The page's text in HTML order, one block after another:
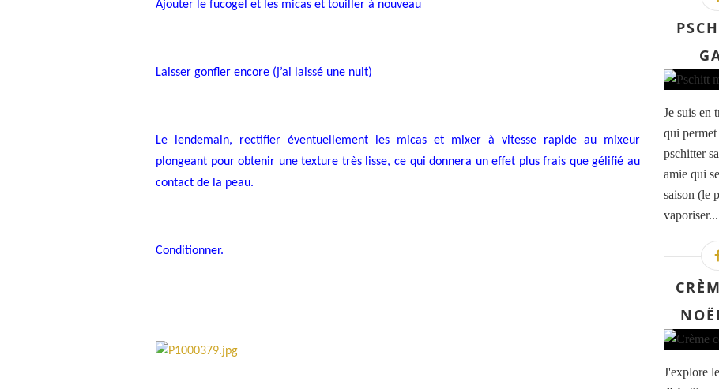
Ajouter le fucogel et les micas et touiller à nouveau
Laisser gonfler encore (j’ai laissé une nuit)
Le lendemain, rectifier éventuellement les micas et mixer à vitesse rapide au mixeur
plongeant pour obtenir une texture très lisse, ce qui donnera un effet plus frais que gélifié au
contact de la peau.
Conditionner.
Je suis en
qui permet
pschitter
amie qui
saison (le
vaporiser...
J'explore